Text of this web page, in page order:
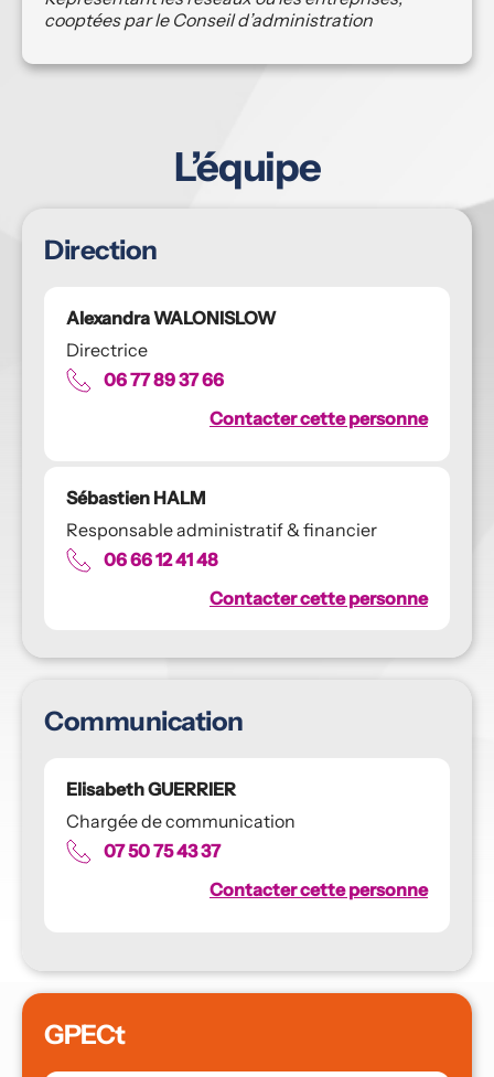
cooptées par le Conseil d’administration
L’équipe
Direction
Alexandra WALONISLOW
Directrice
06 77 89 37 66
Contacter cette personne
Sébastien HALM
Responsable administratif & financier
06 66 12 41 48
Contacter cette personne
Communication
Elisabeth GUERRIER
Chargée de communication
07 50 75 43 37
Contacter cette personne
GPECt